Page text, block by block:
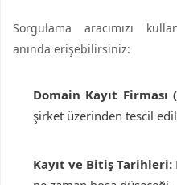
Sorgulama aracımızı
anında erişebilirsiniz:
Domain Kayıt Firması
şirket üzerinden tescil
Kayıt ve Bitiş Tarihleri: